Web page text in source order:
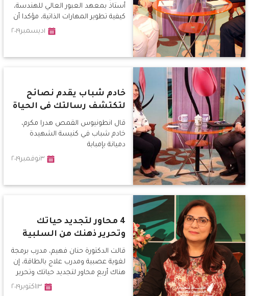
أستاذ بمعهد العبور العالي للهندسة،
كيفية تطوير المهارات الذاتية، مؤكدا أن
لكل شخص رسالة ربنا خلقه ليحققها.
١ديسمبر٢٠١٩
خادم شباب يقدم نصائح
لتكتشف رسالتك فى الحياة
قال انطونيوس القمص هدرا مكرم،
خادم شباب في كنيسة الشهيدة
دميانة بإمبابة
٣نوفمبر٢٠١٩
4 محاور لتجديد حياتك
وتحرير ذهنك من السلبية
قالت الدكتورة حنان فهيم، مدرب برمجة
لغوية عصبية ومدرب علاج بالطاقة، إن
هناك أربع محاور لتجديد حياتك وتحرير
ذهنك من السلبية، البعد البدني،
١٣اكتوبر٢٠١٩